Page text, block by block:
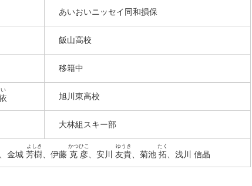
あいおいニッセイ同和損保
飯山高校
移籍中
旭川東高校
大林組スキー部
、金城芳樹
よしき
、伊藤 克彦
かつひこ
、安川友貴
ゆうき
、菊池拓
たく
、浅川 信晶